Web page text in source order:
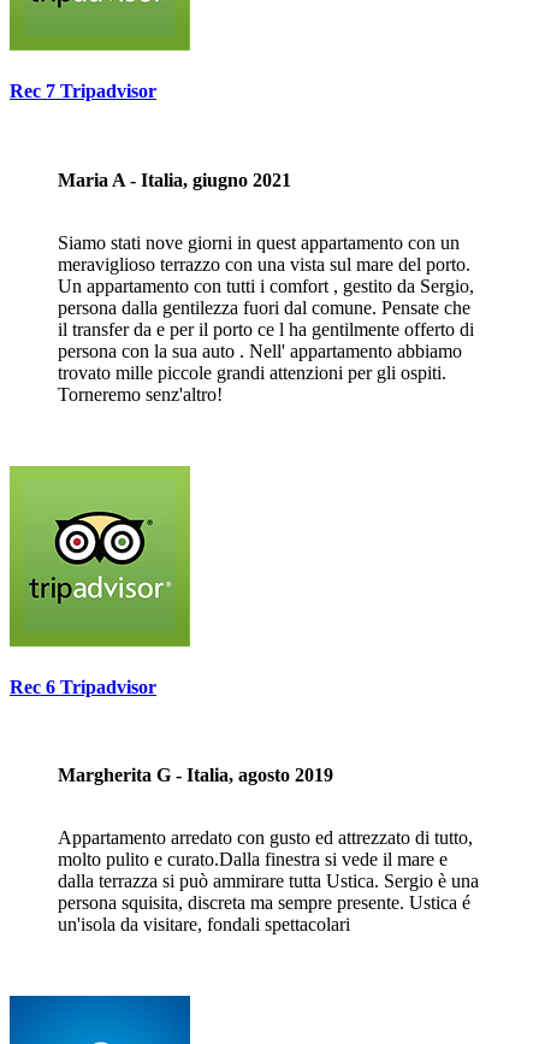
Rec 7 Tripadvisor
Maria A - Italia, giugno 2021
Siamo stati nove giorni in quest appartamento con un
meraviglioso terrazzo con una vista sul mare del porto.
Un appartamento con tutti i comfort , gestito da Sergio,
persona dalla gentilezza fuori dal comune. Pensate che
il transfer da e per il porto ce l ha gentilmente offerto di
persona con la sua auto . Nell' appartamento abbiamo
trovato mille piccole grandi attenzioni per gli ospiti.
Torneremo senz'altro!
Rec 6 Tripadvisor
Margherita G - Italia, agosto 2019
Appartamento arredato con gusto ed attrezzato di tutto,
molto pulito e curato.Dalla finestra si vede il mare e
dalla terrazza si può ammirare tutta Ustica. Sergio è una
persona squisita, discreta ma sempre presente. Ustica é
un'isola da visitare, fondali spettacolari